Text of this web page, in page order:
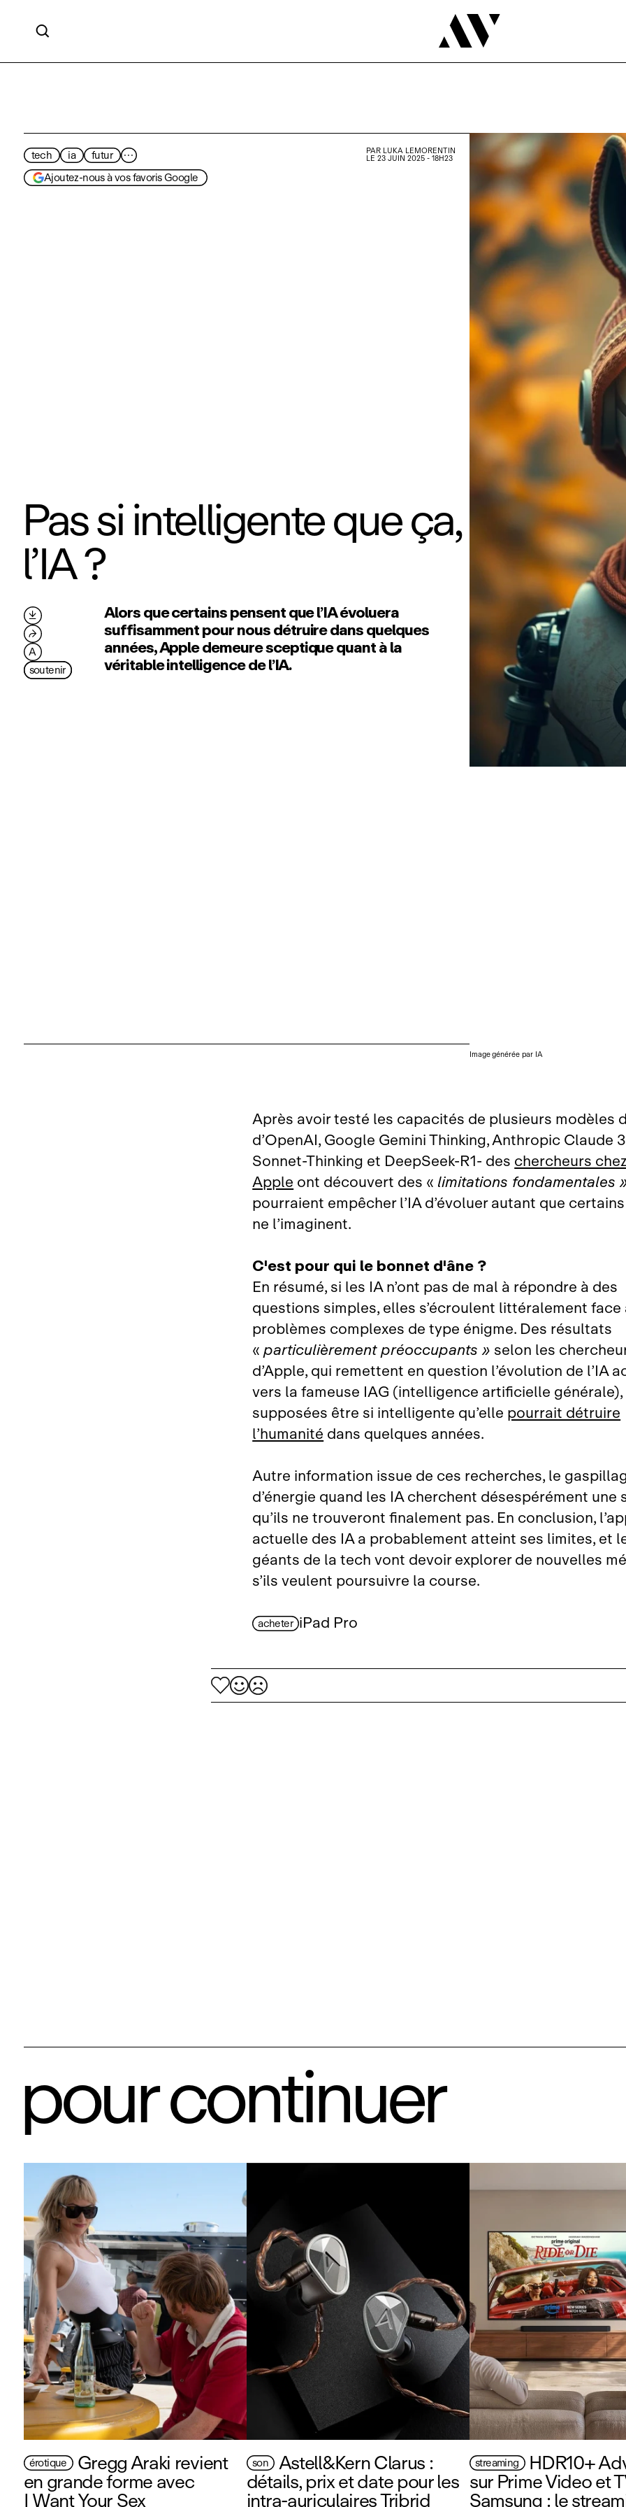

tech ia futur
···
Ajoutez-nous à vos favoris Google
PAR LUKA LEMORENTIN
LE 23 JUIN 2025 - 18H23
Pas si intelligente que ça,
l’IA ?
Alors que certains pensent que l’IA évoluera
suffisamment pour nous détruire dans quelques
années, Apple demeure sceptique quant à la
véritable intelligence de l’IA.

⮫
A
soutenir
Image générée par IA
Après avoir testé les capacités de plusieurs modèles
d’OpenAI, Google Gemini Thinking, Anthropic Claude
Sonnet‑Thinking et DeepSeek‑R1‑ des chercheurs chez
Apple ont découvert des « limitations fondamentales
pourraient empêcher l’IA d’évoluer autant que certains
ne l’imaginent.
C'est pour qui le bonnet d'âne ?
En résumé, si les IA n’ont pas de mal à répondre à des
questions simples, elles s’écroulent littéralement face
problèmes complexes de type énigme. Des résultats
«particulièrement préoccupants » selon les
d’Apple, qui remettent en question l’évolution de l’IA
vers la fameuse IAG (intelligence artificielle générale),
supposées être si intelligente qu’elle pourrait détruire
l’humanité dans quelques années.
Autre information issue de ces recherches, le
d’énergie quand les IA cherchent désespérément une
qu’ils ne trouveront finalement pas. En conclusion,
actuelle des IA a probablement atteint ses limites, et
géants de la tech vont devoir explorer de nouvelles
s’ils veulent poursuivre la course.
acheter iPad Pro
pour continuer
érotique Gregg Araki revient
en grande forme avec
I Want Your Sex
son Astell&Kern Clarus :
détails, prix et date pour les
intra‑auriculaires Tribrid
streaming HDR10+
sur Prime Video et
Samsung : le